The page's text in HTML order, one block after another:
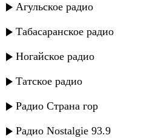
Агульское радио
Табасаранское радио
Ногайское радио
Татское радио
Радио Страна гор
Радио Nostalgie 93.9
Салихат Омарова - Ты мое
Шалазай Гаджиева - Пишу
назад]
Патя Курбанова - Верю в тебя
Оксана - Узнала тебя